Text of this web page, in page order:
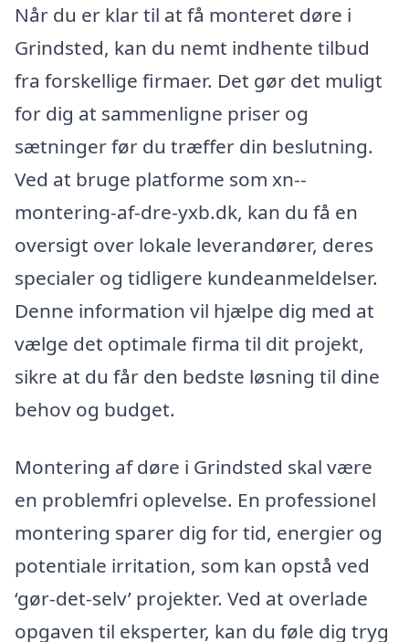
Når du er klar til at få monteret døre i
Grindsted, kan du nemt indhente tilbud
fra forskellige firmaer. Det gør det muligt
for dig at sammenligne priser og
sætninger før du træffer din beslutning.
Ved at bruge platforme som xn--
montering-af-dre-yxb.dk, kan du få en
oversigt over lokale leverandører, deres
specialer og tidligere kundeanmeldelser.
Denne information vil hjælpe dig med at
vælge det optimale firma til dit projekt,
sikre at du får den bedste løsning til dine
behov og budget.
Montering af døre i Grindsted skal være
en problemfri oplevelse. En professionel
montering sparer dig for tid, energier og
potentiale irritation, som kan opstå ved
‘gør-det-selv’ projekter. Ved at overlade
opgaven til eksperter, kan du føle dig tryg